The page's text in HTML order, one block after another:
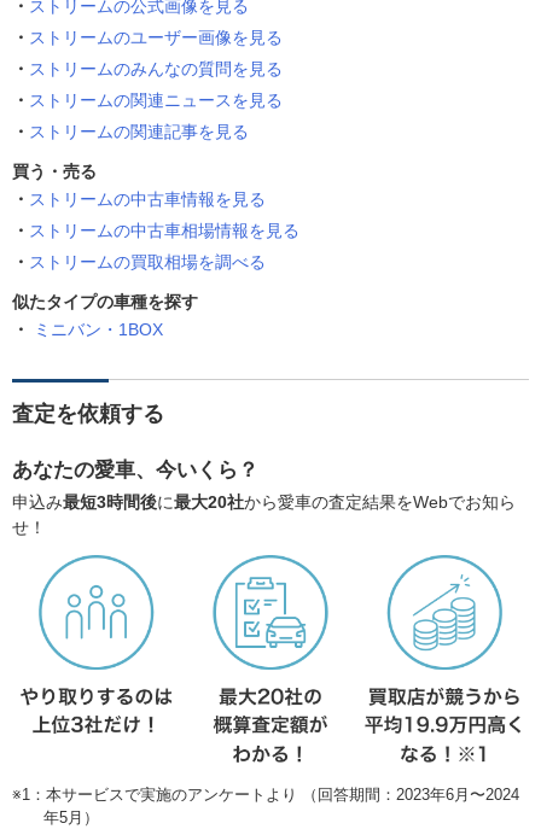
ストリームの公式画像を見る
ストリームのユーザー画像を見る
ストリームのみんなの質問を見る
ストリームの関連ニュースを見る
ストリームの関連記事を見る
買う・売る
ストリームの中古車情報を見る
ストリームの中古車相場情報を見る
ストリームの買取相場を調べる
似たタイプの車種を探す
ミニバン・1BOX
査定を依頼する
あなたの愛車、今いくら？
申込み最短3時間後に最大20社から愛車の査定結果をWebでお知ら
せ！
※1：本サービスで実施のアンケートより （回答期間：2023年6月〜2024
年5月）